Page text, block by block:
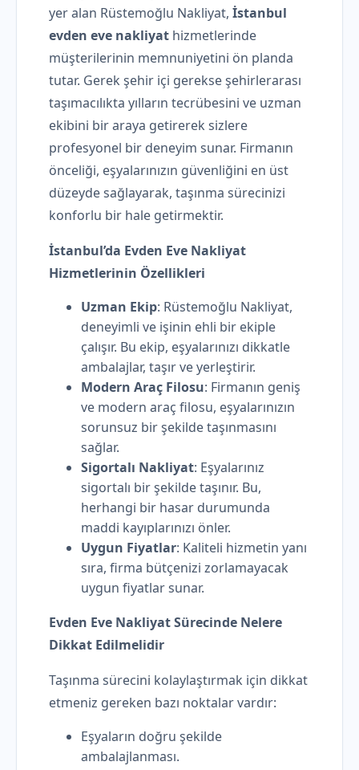
yer alan Rüstemoğlu Nakliyat, İstanbul
evden eve nakliyat hizmetlerinde
müşterilerinin memnuniyetini ön planda
tutar. Gerek şehir içi gerekse şehirlerarası
taşımacılıkta yılların tecrübesini ve uzman
ekibini bir araya getirerek sizlere
profesyonel bir deneyim sunar. Firmanın
önceliği, eşyalarınızın güvenliğini en üst
düzeyde sağlayarak, taşınma sürecinizi
konforlu bir hale getirmektir.
İstanbul’da Evden Eve Nakliyat
Hizmetlerinin Özellikleri
Uzman Ekip: Rüstemoğlu Nakliyat,
deneyimli ve işinin ehli bir ekiple
çalışır. Bu ekip, eşyalarınızı dikkatle
ambalajlar, taşır ve yerleştirir.
Modern Araç Filosu: Firmanın geniş
ve modern araç filosu, eşyalarınızın
sorunsuz bir şekilde taşınmasını
sağlar.
Sigortalı Nakliyat: Eşyalarınız
sigortalı bir şekilde taşınır. Bu,
herhangi bir hasar durumunda
maddi kayıplarınızı önler.
Uygun Fiyatlar: Kaliteli hizmetin yanı
sıra, firma bütçenizi zorlamayacak
uygun fiyatlar sunar.
Evden Eve Nakliyat Sürecinde Nelere
Dikkat Edilmelidir
Taşınma sürecini kolaylaştırmak için dikkat
etmeniz gereken bazı noktalar vardır:
Eşyaların doğru şekilde
ambalajlanması.